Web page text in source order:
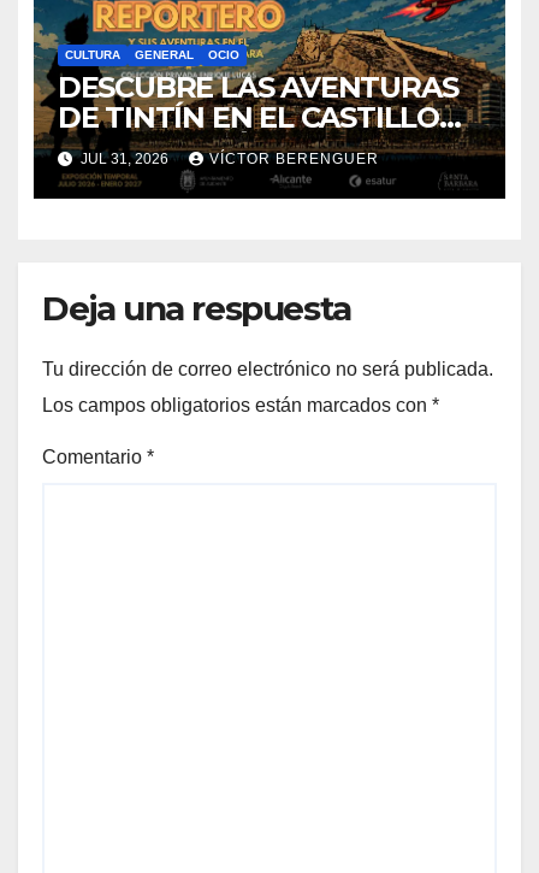
CULTURA GENERAL OCIO
DESCUBRE LAS AVENTURAS
DE TINTÍN EN EL CASTILLO
DE SANTA BÁRBARA DE
ALICANTE
JUL 31, 2026 VÍCTOR BERENGUER
Deja una respuesta
Tu dirección de correo electrónico no será publicada.
Los campos obligatorios están marcados con *
Comentario *